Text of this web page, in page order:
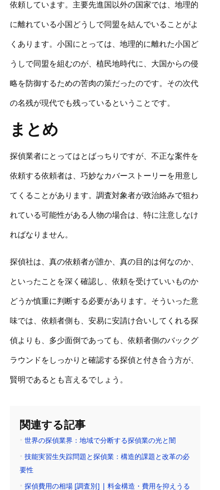
依頼しています。主要先進国以外の国家では、地理的
に離れている小国どうしで同盟を結んでいることがよ
くあります。小国にとっては、地理的に離れた小国ど
うしで同盟を組むのが、植民地時代に、大国からの侵
略を防御するための苦肉の策だったのです。その次代
の名残が現代でも残っているということです。
まとめ
探偵業者にとってはとばっちりですが、不正な案件を
依頼する依頼者は、巧妙なカバーストーリーを用意し
てくることがあります。調査対象者が政治絡みで狙わ
れている可能性がある人物の場合は、特に注意しなけ
ればなりません。
探偵社は、真の依頼者が誰か、真の目的は何なのか、
といったことを深く確認し、依頼を受けていいものか
どうか慎重に判断する必要があります。そういった意
味では、依頼者側も、安易に安請け合いしてくれる探
偵よりも、多少面倒であっても、依頼者側のバックグ
ラウンドをしっかりと確認する探偵と付き合う方が、
賢明であるとも言えるでしょう。
関連する記事
世界の探偵業界：地域で分断する探偵業の光と闇
技能実習生失踪問題と探偵業：構造的課題と改革の必
要性
探偵費用の相場 [調査別] | 料金構造・費用を抑えうる